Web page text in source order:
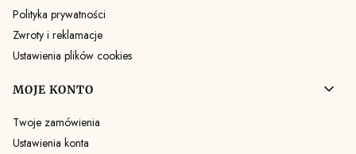
Polityka prywatności
Zwroty i reklamacje
Ustawienia plików cookies
MOJE KONTO
Twoje zamówienia
Ustawienia konta